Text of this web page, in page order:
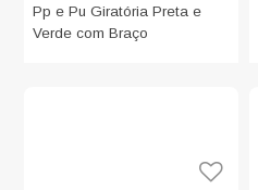
Pp e Pu Giratória Preta e
Verde com Braço